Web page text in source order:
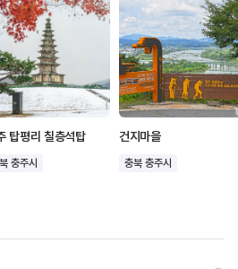
탑평리 칠층석탑
충주시
건지마을
충북 충주시